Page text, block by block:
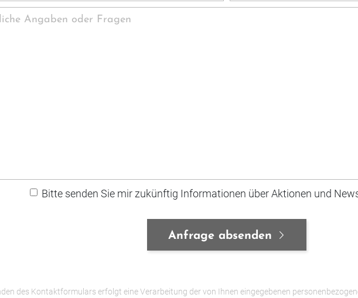
Angaben oder Fragen
Bitte senden Sie mir zukünftig Informationen über Aktionen und
Anfrage absenden
des Kontaktformulars erfolgt eine Verarbeitung der von Ihnen eingegebenen